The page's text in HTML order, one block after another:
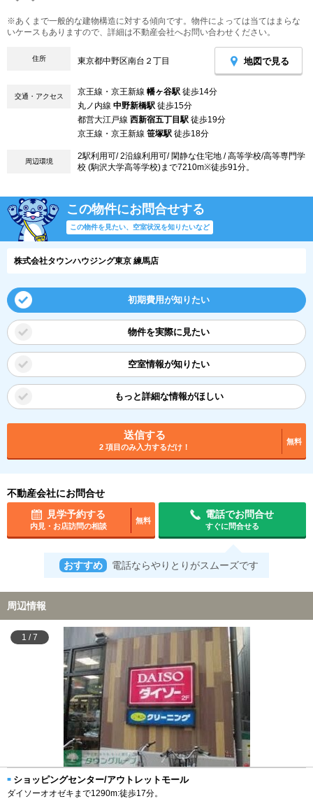
※あくまで一般的な建物構造に対する傾向です。物件によっては当てはまらな
いケースもありますので、詳細は不動産会社へお問い合わせください。
住所 東京都中野区南台２丁目 地図で見る
交通・アクセス 京王線・京王新線 幡ヶ谷駅 徒歩14分
丸ノ内線 中野新橋駅 徒歩15分
都営大江戸線 西新宿五丁目駅 徒歩19分
京王線・京王新線 笹塚駅 徒歩18分
周辺環境
2駅利用可/ 2沿線利用可/ 閑静な住宅地 / 高等学校/高等専門学
校 (駒沢大学高等学校)まで7210m※徒歩91分。
この物件にお問合せする
この物件を見たい、空室状況を知りたいなど
株式会社タウンハウジング東京 練馬店
初期費用が知りたい
物件を実際に見たい
空室情報が知りたい
もっと詳細な情報がほしい
送信する
2 項目のみ入力するだけ！
無料
不動産会社にお問合せ
見学予約する
内見・お店訪問の相談
無料
電話でお問合せ
すぐに問合せる
おすすめ 電話ならやりとりがスムーズです
周辺情報
1 /7
ショッピングセンター/アウトレットモール
ダイソーオオゼキまで1290m:徒歩17分。